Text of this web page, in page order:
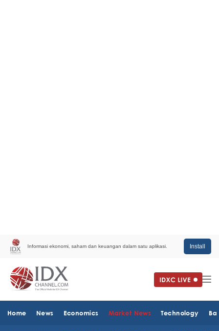
Informasi ekonomi, saham dan keuangan dalam satu aplikasi. Install
Home News Economics Market News Technology